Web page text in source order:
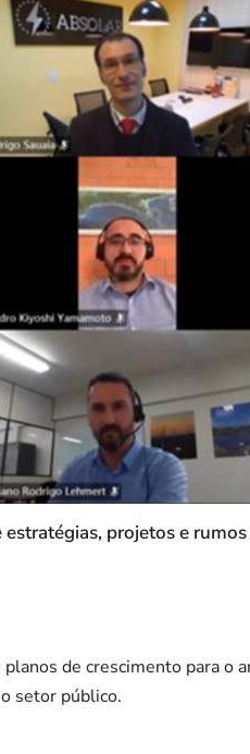
projetos e
de crescimento para o
setor público.